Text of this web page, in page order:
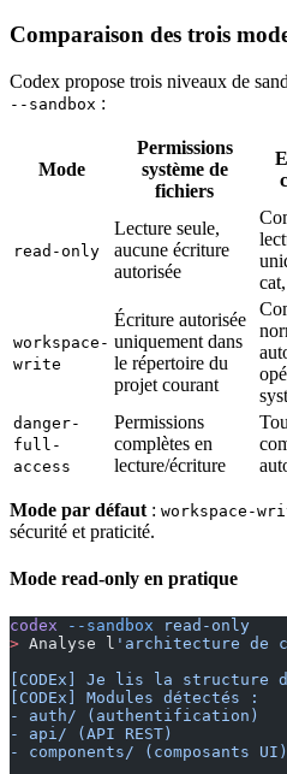
Comparaison des trois
Codex propose trois niveaux de
--sandbox :
Mode
Permissions
système de
fichiers
read-only
Lecture seule,
aucune écriture
autorisée
workspace-
write
Écriture autorisée
uniquement dans
le répertoire du
projet courant
danger-
full-
access
Permissions
complètes en
lecture/écriture
Mode par défaut : workspace-
sécurité et praticité.
Mode read-only en pratique
codex --sandbox read-only
> Analyse l 'architecture de
[CODEx] Je lis la
[CODEx] Modules détectés :
- auth/ (authentification)
- api/ (API REST)
- components/ (composants UI)